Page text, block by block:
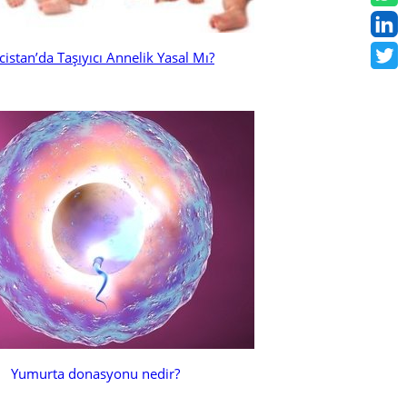
Taşıyıcı Annelik Yasal Mı?
Yumurta donasyonu nedir?